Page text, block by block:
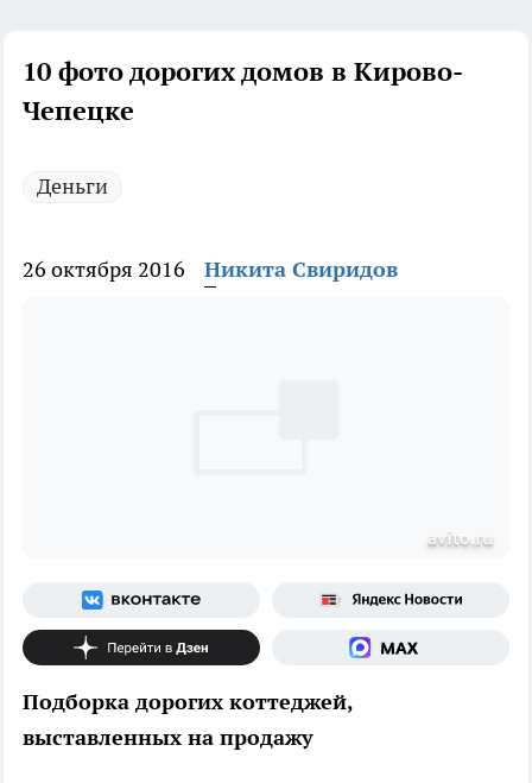
10 фото дорогих домов в Кирово-
Чепецке
Деньги
26 октября 2016 Никита Свиридов
avito.ru
Подборка дорогих коттеджей,
выставленных на продажу